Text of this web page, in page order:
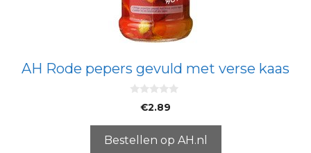
AH Rode pepers gevuld met verse kaas
5
€2.89
Bestellen op AH.nl